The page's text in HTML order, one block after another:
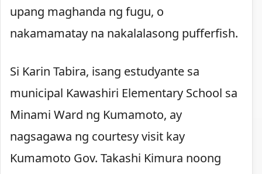
upang maghanda ng fugu, o
nakamamatay na nakalalasong pufferfish.
Si Karin Tabira, isang estudyante sa
municipal Kawashiri Elementary School sa
Minami Ward ng Kumamoto, ay
nagsagawa ng courtesy visit kay
Kumamoto Gov. Takashi Kimura noong